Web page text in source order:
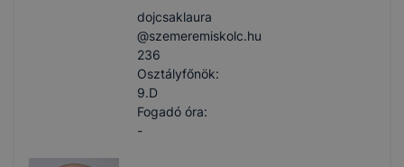
dojcsaklaura​
@szemeremiskolc.hu
236
Osztályfőnök:
9.D
Fogadó óra:
-